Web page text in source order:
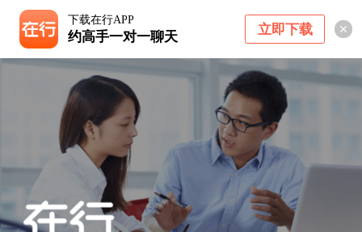
下载在行APP
约高手一对一聊天 立即下载